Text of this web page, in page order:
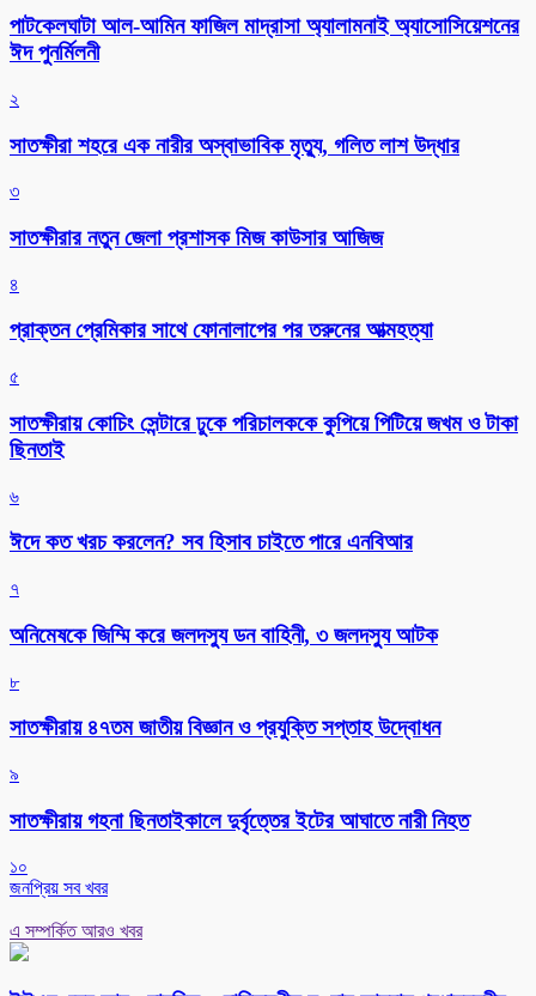
পাটকেলঘাটা আল-আমিন ফাজিল মাদ্রাসা অ্যালামনাই অ্যাসোসিয়েশনের
ঈদ পুনর্মিলনী
২
সাতক্ষীরা শহরে এক নারীর অস্বাভাবিক মৃত্যু, গলিত লাশ উদ্ধার
৩
সাতক্ষীরার নতুন জেলা প্রশাসক মিজ কাউসার আজিজ
৪
প্রাক্তন প্রেমিকার সাথে ফোনালাপের পর তরুনের আত্মহত্যা
৫
সাতক্ষীরায় কোচিং সেন্টারে ঢুকে পরিচালককে কুপিয়ে পিটিয়ে জখম ও টাকা
ছিনতাই
৬
ঈদে কত খরচ করলেন? সব হিসাব চাইতে পারে এনবিআর
৭
অনিমেষকে জিম্মি করে জলদস্যু ডন বাহিনী, ৩ জলদস্যু আটক
৮
সাতক্ষীরায় ৪৭তম জাতীয় বিজ্ঞান ও প্রযুক্তি সপ্তাহ উদ্বোধন
৯
সাতক্ষীরায় গহনা ছিনতাইকালে দুর্বৃত্তের ইটের আঘাতে নারী নিহত
১০
জনপ্রিয় সব খবর
এ সম্পর্কিত আরও খবর